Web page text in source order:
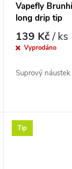
Vapefly
long drip tip
139 Kč/ ks
Vyprodáno
Suprový
Tip